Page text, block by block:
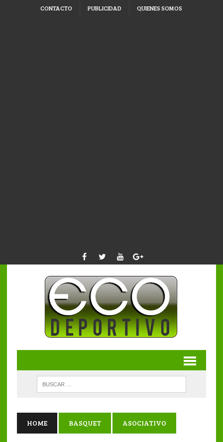
CONTACTO PUBLICIDAD QUIENES SOMOS
HOME BASQUET ASOCIATIVO